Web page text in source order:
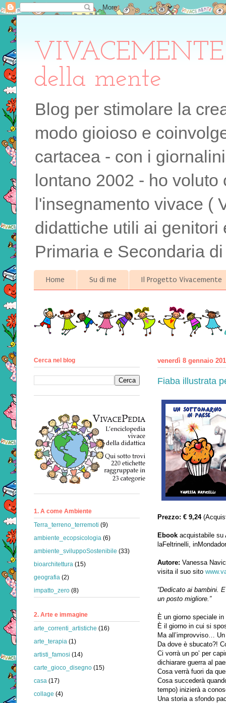
della mente
Blog per stimolare la
modo gioioso e
cartacea - con i
lontano 2002 - ho
l'insegnamento vivace (
didattiche utili ai
Primaria e Secondaria
Home Su di me Il Progetto Vivacemente
venerdì 8 gennaio
Fiaba illustrata
Prezzo: € 9,24
Ebook acquistabile su
laFeltrinelli,
Autore: Vanessa
visita il suo sito
“Dedicato ai bambini.
un posto migliore.”
È un giorno speciale
È il giorno in cui si
Ma all’improvviso…
Da dove è sbucato?!
Ci vorrà un po’ per
dichiarare guerra al
Cosa verrà fuori da
Cosa succederà
tempo) inizierà a
Una storia a sfondo
Cerca nel blog
1. A come Ambiente
Terra_terreno_terremoti (9)
ambiente_ecopsicologia (6)
ambiente_sviluppoSostenibile (33)
bioarchitettura (15)
geografia (2)
impatto_zero (8)
2. Arte e immagine
arte_correnti_artistiche (16)
arte_terapia (1)
artisti_famosi (14)
carte_gioco_disegno (15)
casa (17)
collage (4)